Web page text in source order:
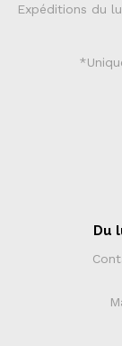
Expéditions du
Du